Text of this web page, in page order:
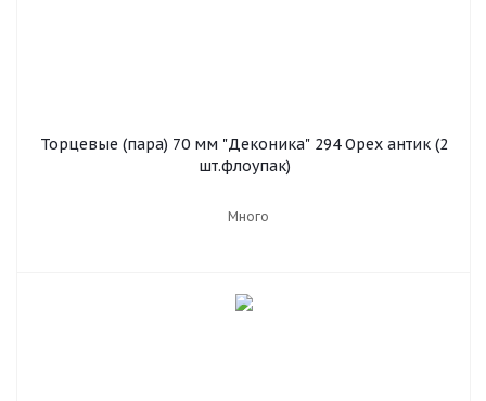
Торцевые (пара) 70 мм "Деконика" 294 Орех антик (2
шт.флоупак)
Много